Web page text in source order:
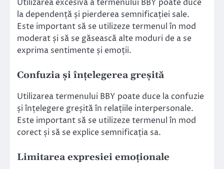
Utilizarea excesivă a termenului BBY poate duce
la dependență și pierderea semnificației sale.
Este important să se utilizeze termenul în mod
moderat și să se găsească alte moduri de a se
exprima sentimente și emoții.
Confuzia și înțelegerea greșită
Utilizarea termenului BBY poate duce la confuzie
și înțelegere greșită în relațiile interpersonale.
Este important să se utilizeze termenul în mod
corect și să se explice semnificația sa.
Limitarea expresiei emoționale